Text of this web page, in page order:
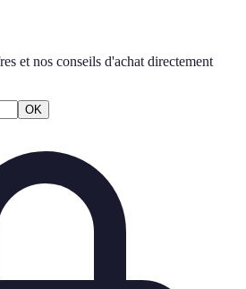
et nos conseils d'achat directement
OK